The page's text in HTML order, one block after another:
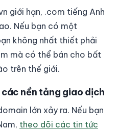
giới hạn, .com tiếng Anh
Nếu bạn có một
không nhất thiết phải
mà có thể bán cho bất
trên thế giới.
nền tảng giao dịch
lớn xảy ra. Nếu bạn
theo dõi các tin tức